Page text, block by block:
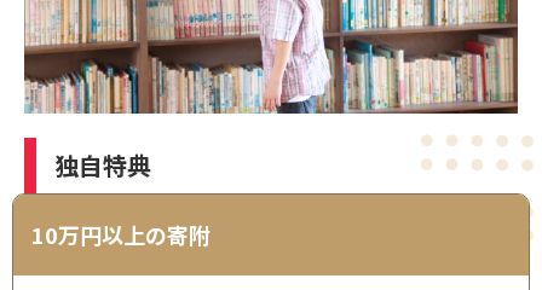
独自特典
10万円以上の寄附